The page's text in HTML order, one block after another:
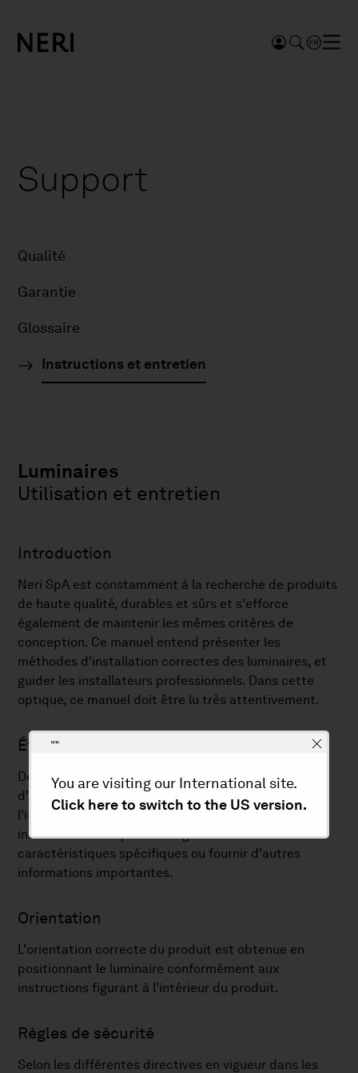
Support
Qualité
Garantie
Glossaire
Instructions et entretien
Luminaires
Utilisation et entretien
Introduction
Neri SpA est constamment à la recherche de produits
de haute qualité, durables et sûrs et s'efforce
également de maintenir les mêmes critères de
conception. Ce manuel entend présenter les
méthodes d'installation correctes des luminaires, et
guider les installateurs professionnels. Dans cette
optique, ce manuel doit être lu très attentivement.
Étiquettes
Des étiquettes adhésives d'avertissement et
d'instruction sont apposées sur l'appareil, et
l'installateur doit scrupuleusement en suivre les
indications. Elles peuvent signaler des
caractéristiques spécifiques ou fournir d'autres
informations importantes.
Orientation
L'orientation correcte du produit est obtenue en
positionnant le luminaire conformément aux
instructions figurant à l'intérieur du produit.
Règles de sécurité
Selon les différentes directives en vigueur dans les
You are visiting our International site.
Click here to switch to the US version.